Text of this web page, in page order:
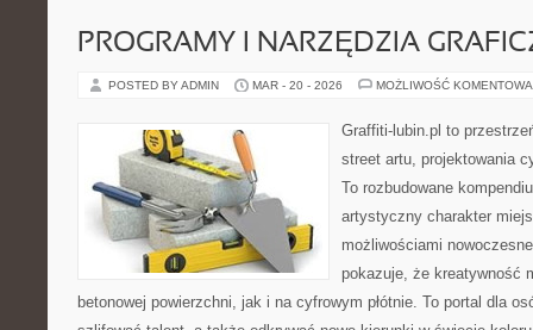
PROGRAMY I NARZĘDZIA
POSTED BY ADMIN MAR - 20 - 2026 MOŻLIWOŚĆ
Graffiti-lubin.pl to
street artu, projektowania
To rozbudowane
artystyczny charakter
możliwościami
pokazuje, że kreatywność
betonowej powierzchni, jak i na cyfrowym płótnie. To portal dla